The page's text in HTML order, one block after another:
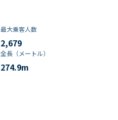
最大乗客人数
2,679
全長（メートル）
274.9m